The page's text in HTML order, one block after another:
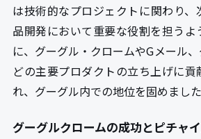
は技術的なプロジェクトに関わり
品開発において重要な役割を担う
に、グーグル・クロームやGメール
どの主要プロダクトの立ち上げに貢
れ、グーグル内での地位を固めました
グーグルクロームの成功とピチャ